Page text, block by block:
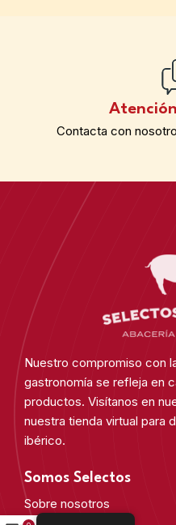
Contacta con
Nuestro compromiso con
gastronomía se refleja en
productos. Visítanos en
nuestra tienda virtual para
ibérico.
Somos Selectos
Sobre nosotros